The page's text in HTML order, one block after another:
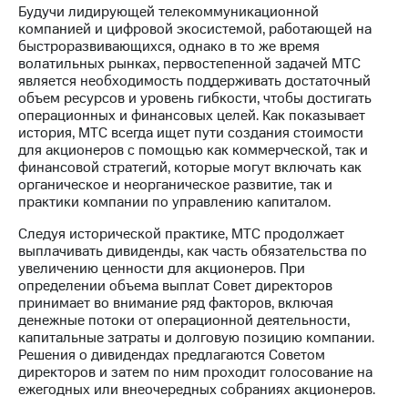
Контакты
Медиа-центр
Пресс-
релизы
МТС
о технологиях
Достижения
Финансовая
отчетность
Контакты
Новости
в
регионе
Будучи лидирующей телекоммуникационной
компанией и цифровой экосистемой, работающей на
быстроразвивающихся, однако в то же время
волатильных рынках, первостепенной задачей МТС
является необходимость поддерживать достаточный
объем ресурсов и уровень гибкости, чтобы достигать
операционных и финансовых целей. Как показывает
история, МТС всегда ищет пути создания стоимости
для акционеров с помощью как коммерческой, так и
финансовой стратегий, которые могут включать как
органическое и неорганическое развитие, так и
практики компании по управлению капиталом.
Следуя исторической практике, МТС продолжает
выплачивать дивиденды, как часть обязательства по
увеличению ценности для акционеров. При
определении объема выплат Совет директоров
принимает во внимание ряд факторов, включая
денежные потоки от операционной деятельности,
капитальные затраты и долговую позицию компании.
Решения о дивидендах предлагаются Советом
директоров и затем по ним проходит голосование на
ежегодных или внеочередных собраниях акционеров.